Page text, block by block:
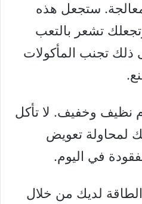
ستجعل هذه
تشعر بالتعب
ذلك تجنب المأكولات
نظيف وخفيف. لا تأكل
لمحاولة تعويض
في اليوم.
لديك من خلال